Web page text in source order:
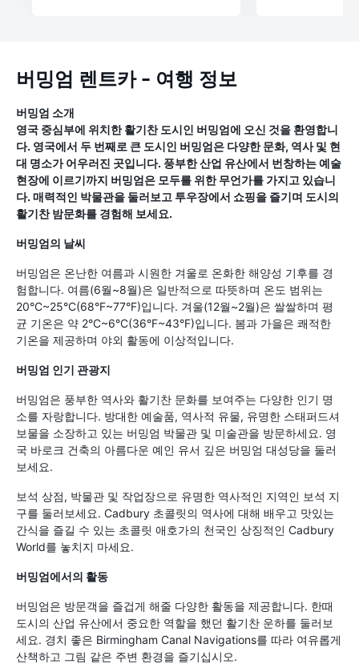
버밍엄 렌트카 - 여행 정보
버밍엄 소개
영국 중심부에 위치한 활기찬 도시인 버밍엄에 오신 것을 환영합니
다. 영국에서 두 번째로 큰 도시인 버밍엄은 다양한 문화, 역사 및 현
대 명소가 어우러진 곳입니다. 풍부한 산업 유산에서 번창하는 예술
현장에 이르기까지 버밍엄은 모두를 위한 무언가를 가지고 있습니
다. 매력적인 박물관을 둘러보고 투우장에서 쇼핑을 즐기며 도시의
활기찬 밤문화를 경험해 보세요.
버밍엄의 날씨
버밍엄은 온난한 여름과 시원한 겨울로 온화한 해양성 기후를 경
험합니다. 여름(6월~8월)은 일반적으로 따뜻하며 온도 범위는
20°C~25°C(68°F~77°F)입니다. 겨울(12월~2월)은 쌀쌀하며 평
균 기온은 약 2°C~6°C(36°F~43°F)입니다. 봄과 가을은 쾌적한
기온을 제공하며 야외 활동에 이상적입니다.
버밍엄 인기 관광지
버밍엄은 풍부한 역사와 활기찬 문화를 보여주는 다양한 인기 명
소를 자랑합니다. 방대한 예술품, 역사적 유물, 유명한 스태퍼드셔
보물을 소장하고 있는 버밍엄 박물관 및 미술관을 방문하세요. 영
국 바로크 건축의 아름다운 예인 유서 깊은 버밍엄 대성당을 둘러
보세요.
보석 상점, 박물관 및 작업장으로 유명한 역사적인 지역인 보석 지
구를 둘러보세요. Cadbury 초콜릿의 역사에 대해 배우고 맛있는
간식을 즐길 수 있는 초콜릿 애호가의 천국인 상징적인 Cadbury
World를 놓치지 마세요.
버밍엄에서의 활동
버밍엄은 방문객을 즐겁게 해줄 다양한 활동을 제공합니다. 한때
도시의 산업 유산에서 중요한 역할을 했던 활기찬 운하를 둘러보
세요. 경치 좋은 Birmingham Canal Navigations를 따라 여유롭게
산책하고 그림 같은 주변 환경을 즐기십시오.